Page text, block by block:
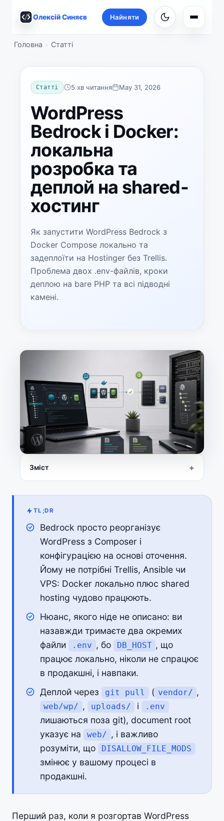
Олексій Синяєв Найняти
Головна Статті
Статті 5 хв читання May 31, 2026
WordPress
Bedrock і Docker:
локальна
розробка та
деплой на shared-
хостинг
Як запустити WordPress Bedrock з
Docker Compose локально та
задеплоїти на Hostinger без Trellis.
Проблема двох .env-файлів, кроки
деплою на bare PHP та всі підводні
камені.
Зміст
TL;DR
Bedrock просто реорганізує
WordPress з Composer і
конфігурацією на основі оточення.
Йому не потрібні Trellis, Ansible чи
VPS: Docker локально плюс shared
hosting чудово працюють.
Нюанс, якого ніде не описано: ви
назавжди тримаєте два окремих
файли
.env , бо DB_HOST , що
працює локально, ніколи не спрацює
в продакшні, і навпаки.
Деплой через
git pull ( vendor/ ,
web/wp/ , uploads/ і .env
лишаються поза git), document root
указує на
web/ , і важливо
розуміти, що
DISALLOW_FILE_MODS
змінює у вашому процесі в
продакшні.
Перший раз, коли я розгортав WordPress